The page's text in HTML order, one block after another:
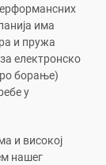
има
и пружа
електронско
борање)
у
и високој
нашег